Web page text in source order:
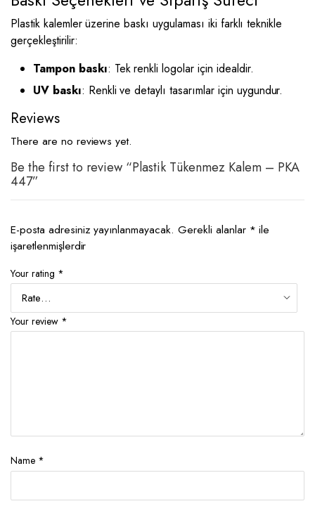
Plastik kalemler üzerine baskı uygulaması iki farklı teknikle
gerçekleştirilir:
Tampon baskı: Tek renkli logolar için idealdir.
UV baskı: Renkli ve detaylı tasarımlar için uygundur.
Reviews
There are no reviews yet.
Be the first to review “Plastik Tükenmez Kalem – PKA
447”
E-posta adresiniz yayınlanmayacak. Gerekli alanlar * ile
işaretlenmişlerdir
Your rating *
Your review *
Name *